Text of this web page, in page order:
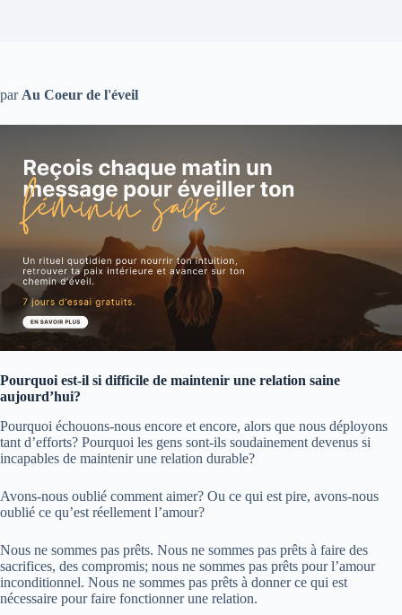
par Au Coeur de l'éveil
Pourquoi est-il si difficile de maintenir une relation saine
aujourd’hui?
Pourquoi échouons-nous encore et encore, alors que nous déployons
tant d’efforts? Pourquoi les gens sont-ils soudainement devenus si
incapables de maintenir une relation durable?
Avons-nous oublié comment aimer? Ou ce qui est pire, avons-nous
oublié ce qu’est réellement l’amour?
Nous ne sommes pas prêts. Nous ne sommes pas prêts à faire des
sacrifices, des compromis; nous ne sommes pas prêts pour l’amour
inconditionnel. Nous ne sommes pas prêts à donner ce qui est
nécessaire pour faire fonctionner une relation.